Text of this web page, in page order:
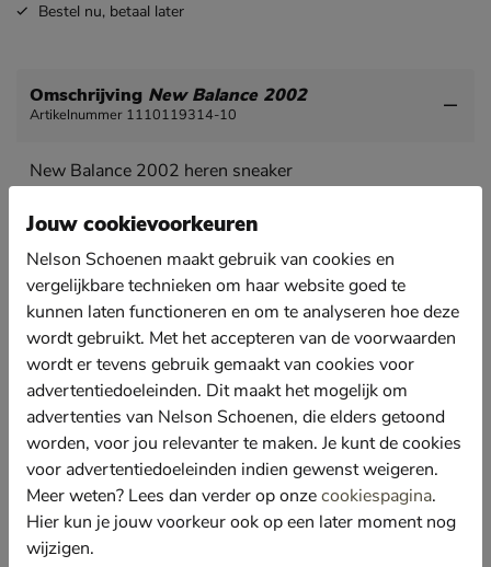
Bestel nu, betaal later
Omschrijving New Balance 2002
Artikelnummer 1110119314-10
New Balance 2002 heren sneaker
collectie! De 2002-serie.
Uitgevoerd in een combinatie van suède en mesh-
textiel. Deze combinatie zorgt voor een uitstekende
luchttoevoer wat het voetklimaat koel en fris houdt.
Gevoerd met textiel en voorzien van een gewatteerde
hielkap voor meer comfort. Daarnaast zorgt het
textiel voor een betere vochtopname.
Bevat een dempend foam-voetbed met textielen
toplaag. De perforatie in het voetbed zorgt voor een
snelle vocht- en warmte afvoer. Door het
uitneembare voetbed is de sneaker ook geschikt voor
eigen steunzolen.
Afgewerkt met de innovatieve Abzorb-loopzool
gecombineerd met N-ergy technologie. Deze biedt
Jouw cookievoorkeuren
Nelson Schoenen maakt gebruik van cookies en
vergelijkbare technieken om haar website goed te
kunnen laten functioneren en om te analyseren hoe deze
wordt gebruikt. Met het accepteren van de voorwaarden
wordt er tevens gebruik gemaakt van cookies voor
advertentiedoeleinden. Dit maakt het mogelijk om
advertenties van Nelson Schoenen, die elders getoond
worden, voor jou relevanter te maken. Je kunt de cookies
voor advertentiedoeleinden indien gewenst weigeren.
Meer weten? Lees dan verder op onzecookiespagina.
Hier kun je jouw voorkeur ook op een later moment nog
wijzigen.